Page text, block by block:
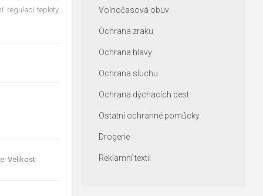
regulaci teploty.
Velikost
Volnočasová obuv
Ochrana zraku
Ochrana hlavy
Ochrana sluchu
Ochrana dýchacích cest
Ostatní ochranné pomůcky
Drogerie
Reklamní textil